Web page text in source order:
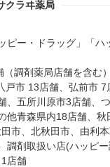
クラヰ薬局
ピー・ドラッグ」「ハ
調剤薬局店舗を含む）
戸市 13店舗、弘前市 7
、五所川原市3店舗、
他青森県内18店舗、
市、北秋田市、由利
調剤取扱い店(ハッピー
店舗